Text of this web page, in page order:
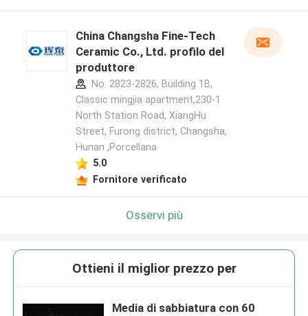
China Changsha Fine-Tech
Ceramic Co., Ltd. profilo del
produttore
No. 2823-2826, Building 1B,
Classic mingjia apartment,230-1
North Station Road, XiangHu
Street, Furong district, Changsha,
Hunan ,Porcellana
5.0
Fornitore verificato
Osservi più
Ottieni il miglior prezzo per
Media di sabbiatura con 60